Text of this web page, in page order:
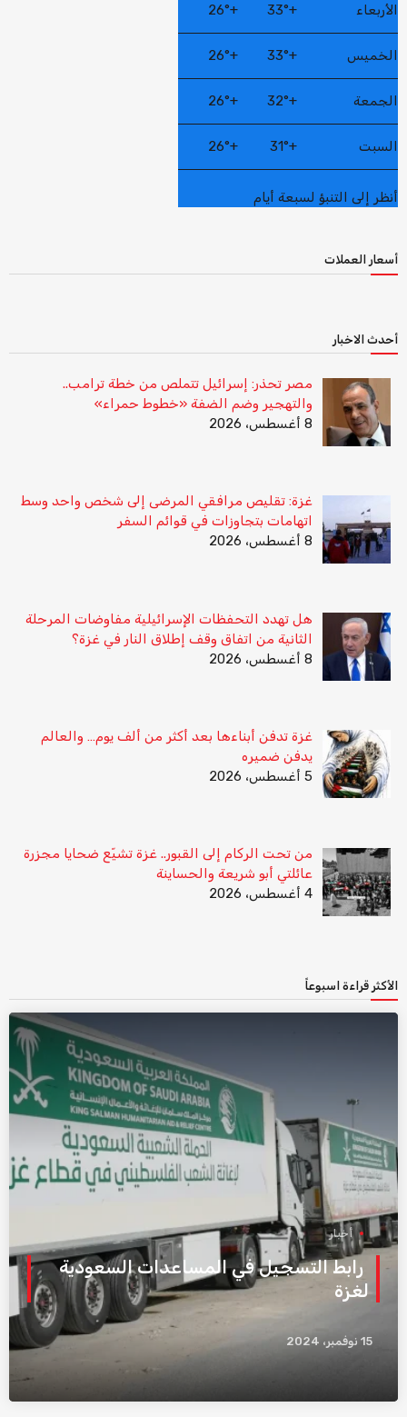
الأربعاء +
33°
+
26°
الخميس +
33°
+
26°
الجمعة +
32°
+
26°
السبت +
31°
+
26°
أنظر إلى التنبؤ لسبعة أيام
أسعار العملات
أحدث الاخبار
مصر تحذر: إسرائيل تتملص من خطة ترامب..
والتهجير وضم الضفة «خطوط حمراء»
8 أغسطس، 2026
غزة: تقليص مرافقي المرضى إلى شخص واحد وسط
اتهامات بتجاوزات في قوائم السفر
8 أغسطس، 2026
هل تهدد التحفظات الإسرائيلية مفاوضات المرحلة
الثانية من اتفاق وقف إطلاق النار في غزة؟
8 أغسطس، 2026
غزة تدفن أبناءها بعد أكثر من ألف يوم… والعالم
يدفن ضميره
5 أغسطس، 2026
من تحت الركام إلى القبور.. غزة تشيّع ضحايا مجزرة
عائلتي أبو شريعة والحساينة
4 أغسطس، 2026
الأكثر قراءة اسبوعاً
أخبار
رابط التسجيل في المساعدات السعودية
لغزة
15 نوفمبر، 2024